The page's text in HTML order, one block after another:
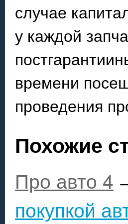
случае
у каждой
времени
проведения
Похожие
Про авто 4
покупкой